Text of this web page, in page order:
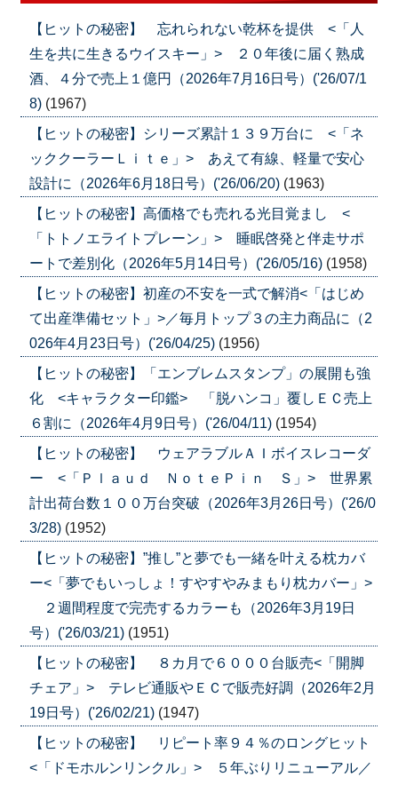
【ヒットの秘密】 忘れられない乾杯を提供 <「人
生を共に生きるウイスキー」> ２０年後に届く熟成
酒、４分で売上１億円（2026年7月16日号）('26/07/1
8) (1967)
【ヒットの秘密】シリーズ累計１３９万台に <「ネ
ッククーラーＬｉｔｅ」> あえて有線、軽量で安心
設計に（2026年6月18日号）('26/06/20) (1963)
【ヒットの秘密】高価格でも売れる光目覚まし <
「トトノエライトプレーン」> 睡眠啓発と伴走サポ
ートで差別化（2026年5月14日号）('26/05/16) (1958)
【ヒットの秘密】初産の不安を一式で解消<「はじめ
て出産準備セット」>／毎月トップ３の主力商品に（2
026年4月23日号）('26/04/25) (1956)
【ヒットの秘密】「エンブレムスタンプ」の展開も強
化 <キャラクター印鑑> 「脱ハンコ」覆しＥＣ売上
６割に（2026年4月9日号）('26/04/11) (1954)
【ヒットの秘密】 ウェアラブルＡＩボイスレコーダ
ー <「Ｐｌａｕｄ ＮｏｔｅＰｉｎ Ｓ」> 世界累
計出荷台数１００万台突破（2026年3月26日号）('26/0
3/28) (1952)
【ヒットの秘密】”推し”と夢でも一緒を叶える枕カバ
ー<「夢でもいっしょ！すやすやみまもり枕カバー」>
２週間程度で完売するカラーも（2026年3月19日
号）('26/03/21) (1951)
【ヒットの秘密】 ８カ月で６０００台販売<「開脚
チェア」> テレビ通販やＥＣで販売好調（2026年2月
19日号）('26/02/21) (1947)
【ヒットの秘密】 リピート率９４％のロングヒット
<「ドモホルンリンクル」> ５年ぶりリニューアル／